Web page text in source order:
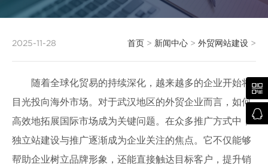
2025-11-28 首页 > 新闻中心 > 外贸网站建设 >
随着全球化贸易的持续深化，越来越多的企业开始将
目光投向海外市场。对于武汉地区的外贸企业而言，如何
高效地拓展国际市场成为关键问题。在众多推广方式中，
独立站建设与推广逐渐成为企业关注的焦点。它不仅能够
帮助企业树立品牌形象，还能直接触达目标客户，提升销

